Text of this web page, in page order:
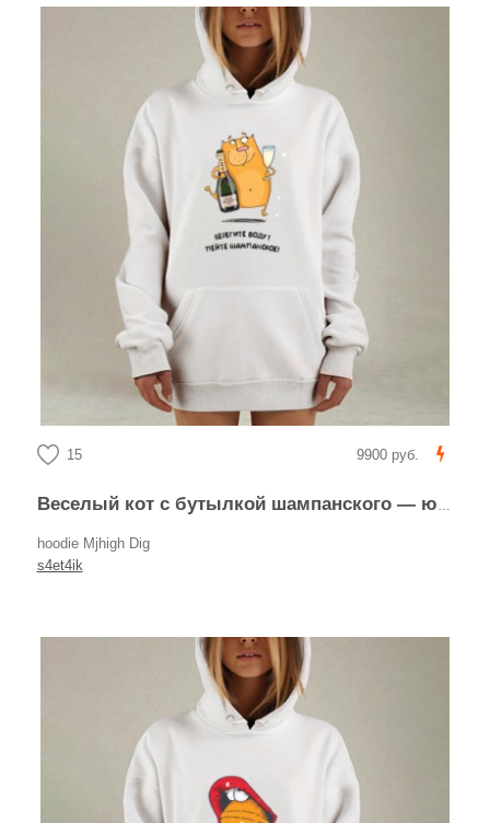
15 9900 руб.
Веселый кот с бутылкой шампанского — юмористический арт
hoodie Mjhigh Dig
s4et4ik